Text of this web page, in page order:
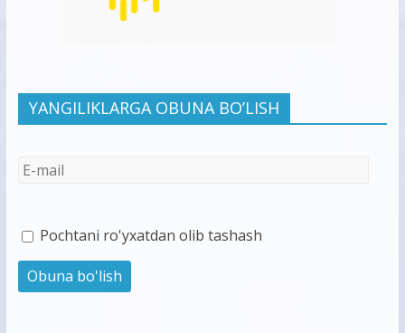
YANGILIKLARGA OBUNA BO’LISH
Pochtani ro'yxatdan olib tashash